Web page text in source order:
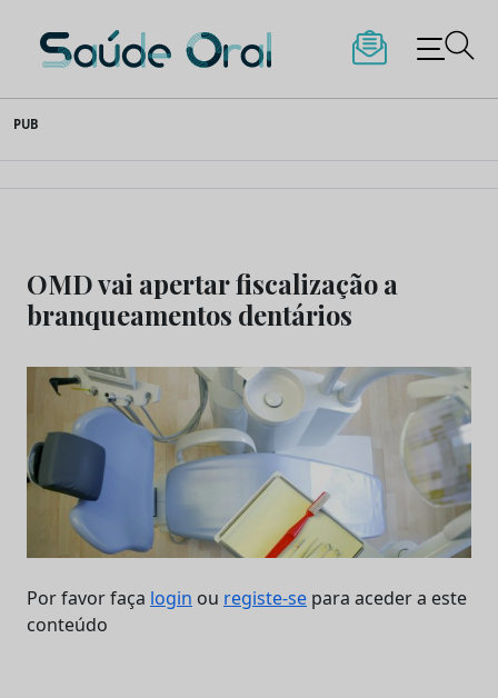
to
content
Saúde Oral
PUB
OMD vai apertar fiscalização a
branqueamentos dentários
Por favor faça login ou registe-se para aceder a este
conteúdo